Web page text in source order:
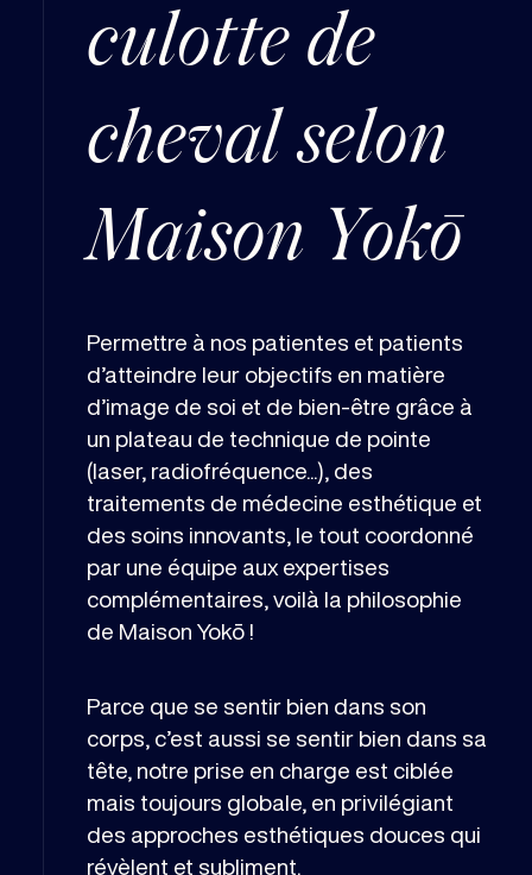
culotte de
cheval selon
Maison Yokō
Permettre à nos patientes et patients
d’atteindre leur objectifs en matière
d’image de soi et de bien-être grâce à
un plateau de technique de pointe
(laser, radiofréquence...), des
traitements de médecine esthétique et
des soins innovants, le tout coordonné
par une équipe aux expertises
complémentaires, voilà la philosophie
de Maison Yokō !
Parce que se sentir bien dans son
corps, c’est aussi se sentir bien dans sa
tête, notre prise en charge est ciblée
mais toujours globale, en privilégiant
des approches esthétiques douces qui
révèlent et subliment.